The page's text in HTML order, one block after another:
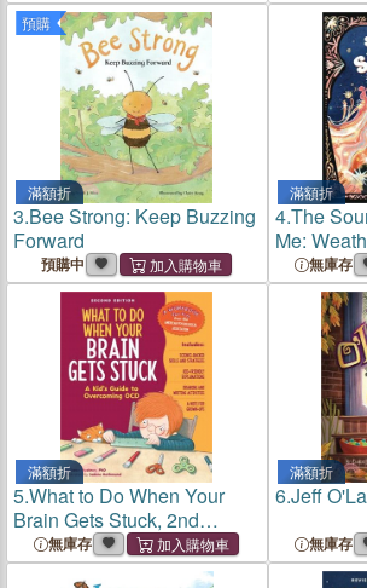
預購
滿額折
3.Bee Strong: Keep Buzzing
Forward
預購中
滿額折
4.The
Me:
Storms
無庫存
滿額折
5.What to Do When Your
Brain Gets Stuck, 2nd
Edition: A Kid's Guide to
Overcoming Ocd
無庫存
滿額折
6.Jeff
無庫存